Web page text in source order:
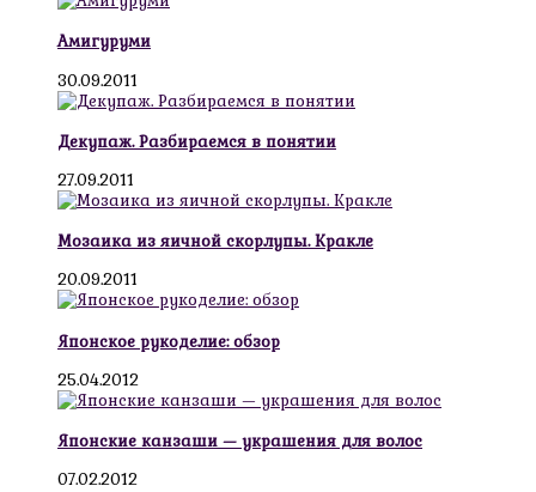
Амигуруми
30.09.2011
Декупаж. Разбираемся в понятии
27.09.2011
Мозаика из яичной скорлупы. Кракле
20.09.2011
Японское рукоделие: обзор
25.04.2012
Японские канзаши — украшения для волос
07.02.2012